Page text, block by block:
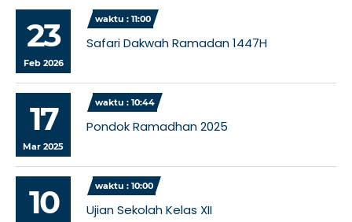
23
Feb 2026
waktu : 11:00
Safari Dakwah Ramadan 1447H
17
Mar 2025
waktu : 10:44
Pondok Ramadhan 2025
10 waktu : 10:00
Ujian Sekolah Kelas XII